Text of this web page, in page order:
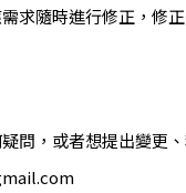
求隨時進行修正，修
問，或者想提出變更